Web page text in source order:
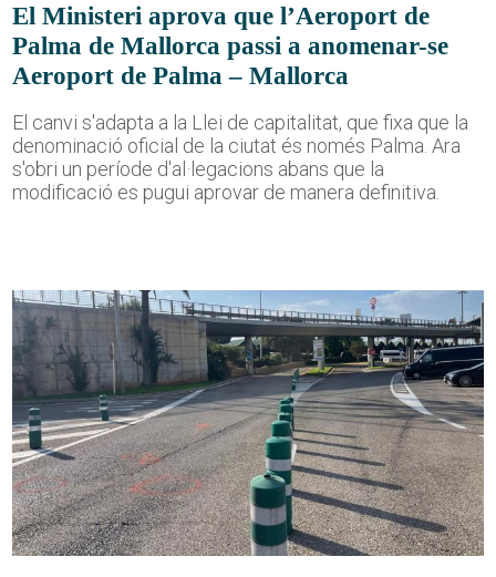
El Ministeri aprova que l’Aeroport de
Palma de Mallorca passi a anomenar-se
Aeroport de Palma – Mallorca
El canvi s'adapta a la Llei de capitalitat, que fixa que la
denominació oficial de la ciutat és només Palma. Ara
s'obri un període d'al·legacions abans que la
modificació es pugui aprovar de manera definitiva.